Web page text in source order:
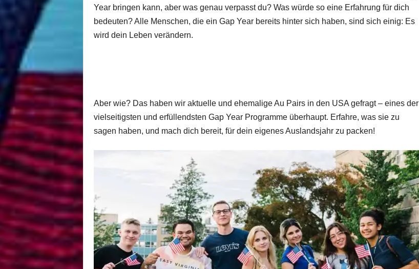
Year bringen kann, aber was genau verpasst du? Was würde so eine Erfahrung für dich
bedeuten? Alle Menschen, die ein Gap Year bereits hinter sich haben, sind sich einig: Es
wird dein Leben verändern.
Aber wie? Das haben wir aktuelle und ehemalige Au Pairs in den USA gefragt – eines der
vielseitigsten und erfüllendsten Gap Year Programme überhaupt. Erfahre, was sie zu
sagen haben, und mach dich bereit, für dein eigenes Auslandsjahr zu packen!